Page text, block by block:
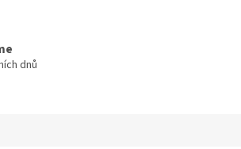
dnů